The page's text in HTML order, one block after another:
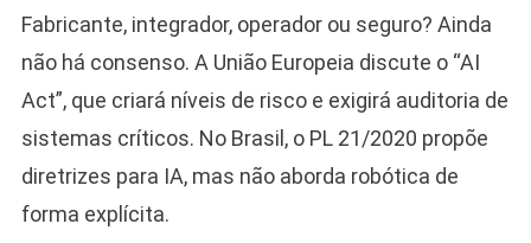
Fabricante, integrador, operador ou seguro? Ainda
não há consenso. A União Europeia discute o “AI
Act”, que criará níveis de risco e exigirá auditoria de
sistemas críticos. No Brasil, o PL 21/2020 propõe
diretrizes para IA, mas não aborda robótica de
forma explícita.